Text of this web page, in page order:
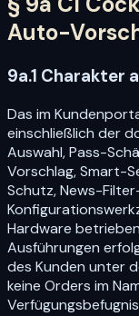
Auto-
9a.1 Charakter
Das im
einschließlich der
Auswahl, Pass-
Vorschlag, Smart-
Schutz, News-
Hardware
Ausführungen
des Kunden unter
keine Orders im